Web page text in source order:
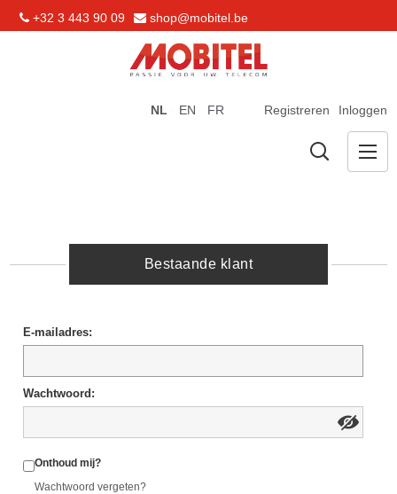
+32 3 443 90 09 shop@mobitel.be
Registreren Inloggen
NL EN FR
Bestaande klant
E-mailadres:
Wachtwoord:
Onthoud mij?
Wachtwoord vergeten?